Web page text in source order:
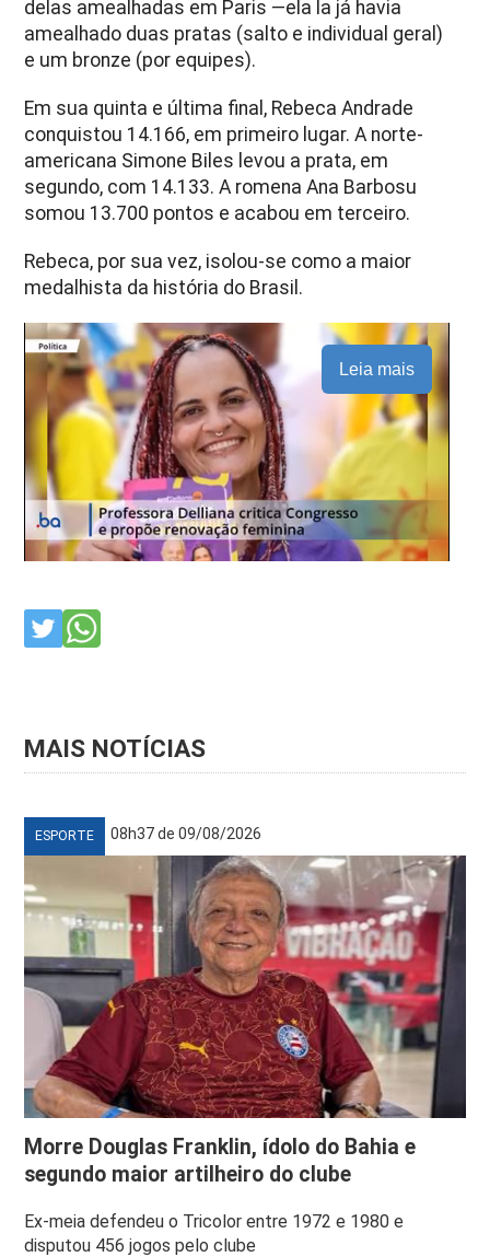
delas amealhadas em Paris —ela la já havia
amealhado duas pratas (salto e individual geral)
e um bronze (por equipes).
Em sua quinta e última final, Rebeca Andrade
conquistou 14.166, em primeiro lugar. A norte-
americana Simone Biles levou a prata, em
segundo, com 14.133. A romena Ana Barbosu
somou 13.700 pontos e acabou em terceiro.
Rebeca, por sua vez, isolou-se como a maior
medalhista da história do Brasil.
Leia mais
MAIS NOTÍCIAS
ESPORTE 08h37 de 09/08/2026
Morre Douglas Franklin, ídolo do Bahia e
segundo maior artilheiro do clube
Ex-meia defendeu o Tricolor entre 1972 e 1980 e
disputou 456 jogos pelo clube